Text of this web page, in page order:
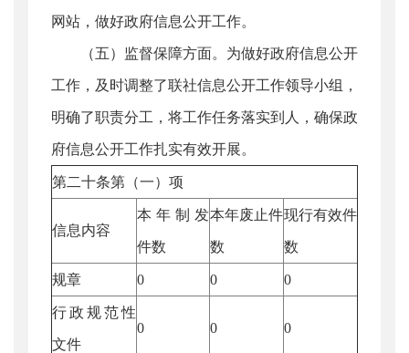
网站，做好政府信息公开工作。
（五）监督保障方面。为做好政府信息公开
工作，及时调整了联社信息公开工作领导小组，
明确了职责分工，将工作任务落实到人，确保政
府信息公开工作扎实有效开展。
第二十条第（一）项
信息内容
本年制发
件数
本年废止件
数
现行有效件
数
规章 0 0 0
行政规范性
文件
0 0 0